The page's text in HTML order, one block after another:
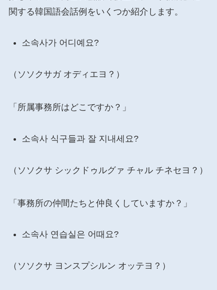
関する韓国語会話例をいくつか紹介します。
소속사가 어디예요?
（ソソクサガ オディエヨ？）
「所属事務所はどこですか？」
소속사 식구들과 잘 지내세요?
（ソソクサ シックドゥルグァ チャル チネセヨ？）
「事務所の仲間たちと仲良くしていますか？」
소속사 연습실은 어때요?
（ソソクサ ヨンスプシルン オッテヨ？）